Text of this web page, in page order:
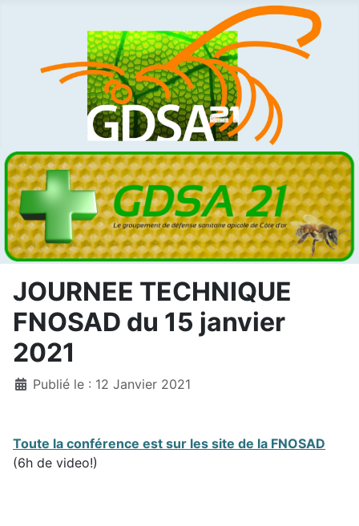
JOURNEE TECHNIQUE
FNOSAD du 15 janvier
2021
DétailsPublié le : 12 Janvier 2021
Toute la conférence est sur les site de la FNOSAD
(6h de video!)